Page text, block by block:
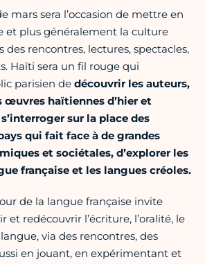
mars sera l’occasion de mettre en
et plus généralement la culture
des rencontres, lectures, spectacles,
Haïti sera un fil rouge qui
parisien de découvrir les auteurs,
œuvres haïtiennes d’hier et
sur la place des
qui fait face à de grandes
et sociétales, d’explorer les
française et les langues créoles.
de la langue française invite
et redécouvrir l’écriture, l’oralité, le
via des rencontres, des
en jouant, en expérimentant et